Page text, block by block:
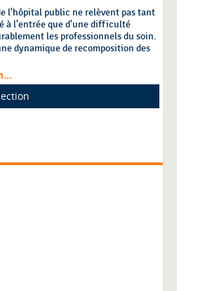
l'hôpital public ne relèvent pas tant
à l'entrée que d'une difficulté
les professionnels du soin.
dynamique de recomposition des